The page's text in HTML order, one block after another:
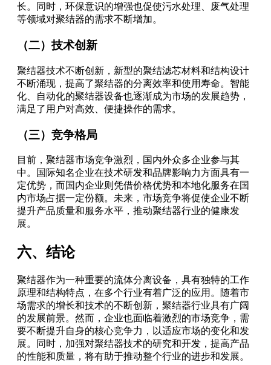
长。同时，环保意识的增强也促使污水处理、废气处理
等领域对聚结器的需求不断增加。
（二）技术创新
聚结器技术不断创新，新型的聚结滤芯材料和结构设计
不断涌现，提高了聚结器的分离效率和使用寿命。智能
化、自动化的聚结器设备也逐渐成为市场的发展趋势，
满足了用户对高效、便捷操作的需求。
（三）竞争格局
目前，聚结器市场竞争激烈，国内外众多企业参与其
中。国际知名企业在技术研发和品牌影响力方面具有一
定优势，而国内企业则凭借价格优势和本地化服务在国
内市场占据一定份额。未来，市场竞争将促使企业不断
提升产品质量和服务水平，推动聚结器行业的健康发
展。
六、结论
聚结器作为一种重要的流体分离设备，具有独特的工作
原理和结构特点，在多个行业有着广泛的应用。随着市
场需求的增长和技术的不断创新，聚结器行业具有广阔
的发展前景。然而，企业也面临着激烈的市场竞争，需
要不断提升自身的核心竞争力，以适应市场的变化和发
展。同时，加强对聚结器技术的研究和开发，提高产品
的性能和质量，将有助于推动整个行业的进步和发展。